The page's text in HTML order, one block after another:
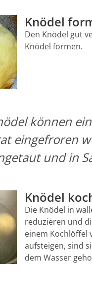
Knödel
Den Knödel gut
Knödel formen.
können
eingefroren
und in
Knödel
Die Knödel in
reduzieren und
einem Kochlöffel
aufsteigen, sind
dem Wasser